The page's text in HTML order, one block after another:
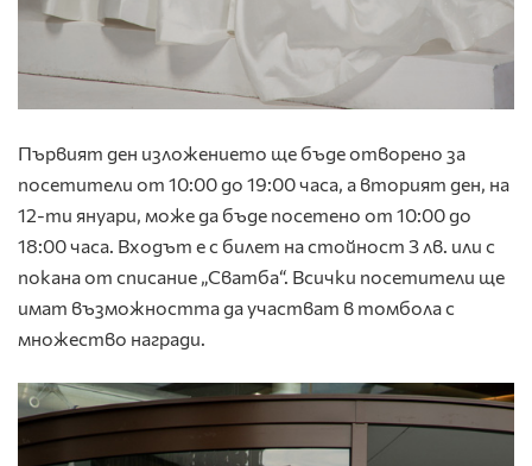
Първият ден изложението ще бъде отворено за
посетители от 10:00 до 19:00 часа, а вторият ден, на
12-ти януари, може да бъде посетено от 10:00 до
18:00 часа. Входът е с билет на стойност 3 лв. или с
покана от списание „Сватба“. Всички посетители ще
имат възможността да участват в томбола с
множество награди.